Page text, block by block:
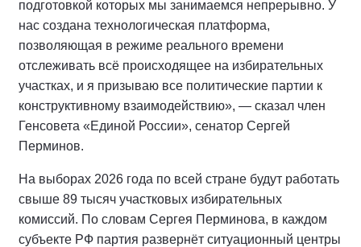
подготовкой которых мы занимаемся непрерывно. У
нас создана технологическая платформа,
позволяющая в режиме реального времени
отслеживать всё происходящее на избирательных
участках, и я призываю все политические партии к
конструктивному взаимодействию», — сказал член
Генсовета «Единой России», сенатор Сергей
Перминов.
На выборах 2026 года по всей стране будут работать
свыше 89 тысяч участковых избирательных
комиссий. По словам Сергея Перминова, в каждом
субъекте РФ партия развернёт ситуационный центры